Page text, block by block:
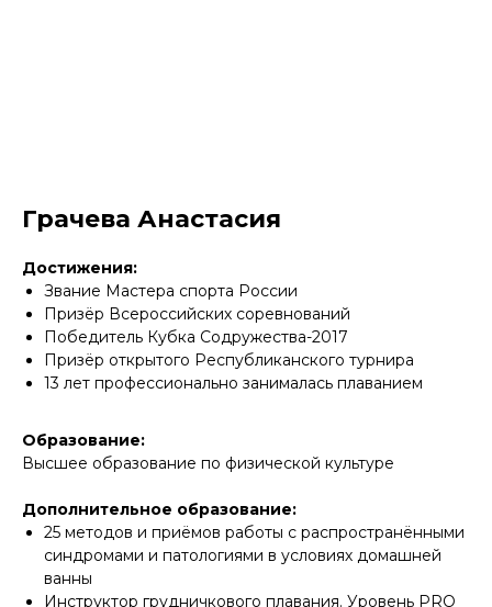
Грачева Анастасия
Достижения:
Звание Мастера спорта России
Призёр Всероссийских соревнований
Победитель Кубка Содружества-2017
Призёр открытого Республиканского турнира
13 лет профессионально занималась плаванием
Образование:
Высшее образование по физической культуре
Дополнительное образование:
25 методов и приёмов работы с распространёнными
синдромами и патологиями в условиях домашней
ванны
Инструктор грудничкового плавания. Уровень PRO